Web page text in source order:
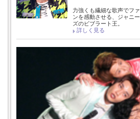
力強くも繊細な歌声でファ
ンを感動させる、ジャニー
ズのビブラート王。
詳しく見る